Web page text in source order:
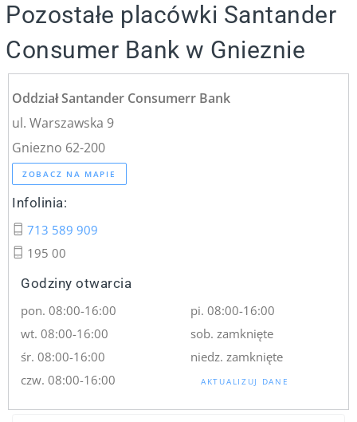
Pozostałe placówki Santander
Consumer Bank w Gnieznie
Oddział Santander Consumerr Bank
ul. Warszawska 9
Gniezno 62-200
ZOBACZ NA MAPIE
Infolinia:
713 589 909
195 00
Godziny otwarcia
pon. 08:00-16:00
wt. 08:00-16:00
śr. 08:00-16:00
czw. 08:00-16:00
pi. 08:00-16:00
sob. zamknięte
niedz. zamknięte
AKTUALIZUJ DANE